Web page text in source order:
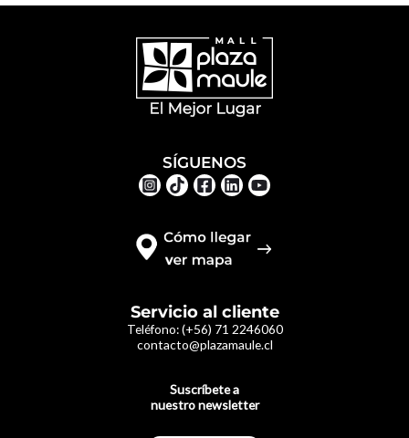
Servicio al cliente
Teléfono:(+56) 71 2246060
contacto@plazamaule.cl
SÍGUENOS
Suscríbete a
nuestro newsletter